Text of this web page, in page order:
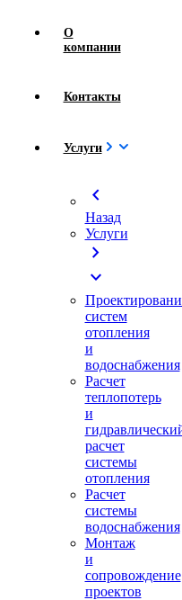
О
компании
Контакты
Услуги
chevron_left
Назад
Услуги
chevron_right
expand_more
систем
отопления
и
водоснабжения
Расчет
теплопотерь
и
расчет
системы
отопления
Расчет
системы
водоснабжения
Монтаж
и
сопровождение
проектов